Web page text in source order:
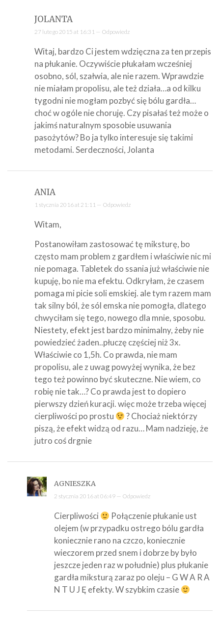
JOLANTA
27 lutego 2015 at 16:31 — Odpowiedz
Witaj, bardzo Ci jestem wdzięczna za ten przepis
na płukanie. Oczywiście płukałam wcześniej
osobno, sól, szałwia, ale nie razem. Wprawdzie
nie miałam propolisu, ale też działa…a od kilku
tygodni nie mogłam pozbyć się bólu gardła…
choć w ogóle nie choruję. Czy pisałaś też może o
jakimś naturalnym sposobie usuwania
pasożytów? Bo ja tylko interesuje się takimi
metodami. Serdeczności, Jolanta
ANIA
1 stycznia 2016 at 21:11 — Odpowiedz
Witam,
Postanowiłam zastosować tę miksturę, bo
często mam problem z gardłem i właściwie nic mi
nie pomaga. Tabletek do ssania już właściwie nie
kupuję, bo nie ma efektu. Odkryłam, że czasem
pomaga mi picie soli emskiej. ale tym razem mam
tak silny ból, że sól emska nie pomogła, dlatego
chwyciłam się tego, nowego dla mnie, sposobu.
Niestety, efekt jest bardzo minimalny, żeby nie
powiedzieć żaden..płuczę częściej niż 3x.
Właściwie co 1,5h. Co prawda, nie mam
propolisu, ale z uwag powyżej wynika, że bez
tego też powinno być skuteczne. Nie wiem, co
robię nie tak…? Co prawda jest to dopiero
pierwszy dzień kuracji. więc może trzeba więcej
cierpliwości po prostu
? Chociaż niektórzy
piszą, że efekt widzą od razu… Mam nadzieję, że
jutro coś drgnie
AGNIESZKA
2 stycznia 2016 at 06:49 — Odpowiedz
Cierpliwości
Połączenie płukanie ust
olejem (w przypadku ostrego bólu gardła
koniecznie rano na czczo, koniecznie
wieczorem przed snem i dobrze by było
jeszcze jeden raz w południe) plus płukanie
gardła miksturą zaraz po oleju – G W A R A
N T U J Ę efekty. W szybkim czasie